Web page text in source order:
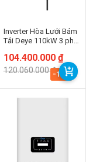
Inverter Hòa Lưới Bám
Tải Deye 110kW 3 pha
120.060.000₫
Giá
gốc
là:
120.060.000 ₫.
104.400.000 ₫
Giá
hiện
tại
104.400.000 ₫.
-13%